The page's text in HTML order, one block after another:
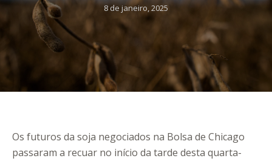
8 de janeiro, 2025
Os futuros da soja negociados na Bolsa de Chicago
passaram a recuar no início da tarde desta quarta-